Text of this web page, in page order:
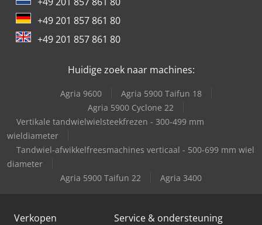
Tec Freetec
Tec Rotec
+49 201 857 861 80
+49 201 857 861 80
Huidige zoek naar machines:
Agria 9600
Agria 5900 Taifun 18
Agria 5900 Cyclone 22
Vertikale tandwielwielsteekfrezen - 300-499 mm
wieldiameter
Tandwiel-afwikkelfreesmachines verticaal - 500-699 mm wiel
diameter
Agria 5900 Taifun 22
Agria 3400
Verkopen Service & ondersteuning